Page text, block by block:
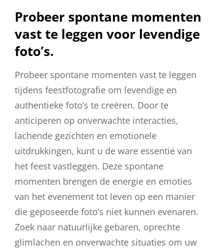
Probeer spontane momenten
vast te leggen voor levendige
foto’s.
Probeer spontane momenten vast te leggen
tijdens feestfotografie om levendige en
authentieke foto’s te creëren. Door te
anticiperen op onverwachte interacties,
lachende gezichten en emotionele
uitdrukkingen, kunt u de ware essentie van
het feest vastleggen. Deze spontane
momenten brengen de energie en emoties
van het evenement tot leven op een manier
die geposeerde foto’s niet kunnen evenaren.
Zoek naar natuurlijke gebaren, oprechte
glimlachen en onverwachte situaties om uw